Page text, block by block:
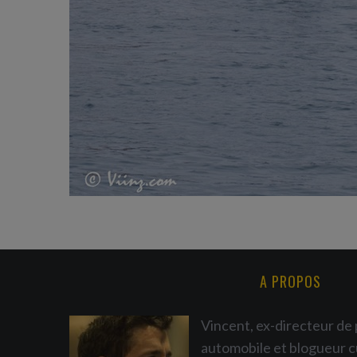
A PROPOS
Vincent, ex-directeur de
automobile et blogueur